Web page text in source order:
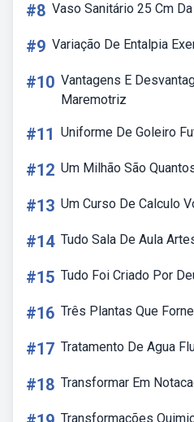
#8 Vaso Sanitário 25 Cm
#9 Variação De Entalpia
#10 Vantagens E
Maremotriz
#11 Uniforme De Goleiro
#12 Um Milhão São
#13 Um Curso De Calculo
#14 Tudo Sala De Aula
#15 Tudo Foi Criado Por
#16 Três Plantas Que
#17 Tratamento De Agua
#18 Transformar Em
Transformações